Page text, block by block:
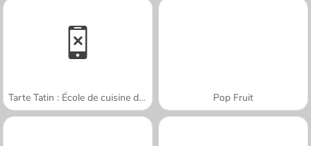
Tarte Tatin : École de cuisine de Sara Pop Fruit